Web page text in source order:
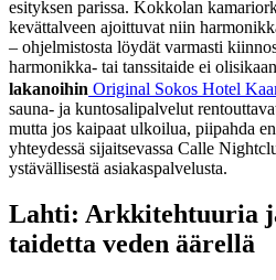
esityksen parissa. Kokkolan
kevättalveen ajoittuvat niin
– ohjelmistosta löydät varmasti
harmonikka- tai tanssitaide ei
lakanoihin Original Sokos Hotel
sauna- ja kuntosalipalvelut
mutta jos kaipaat ulkoilua, piipahda
yhteydessä sijaitsevassa Calle
ystävällisestä asiakaspalvelusta.
Lahti: Arkkitehtuuria
taidetta veden äärellä